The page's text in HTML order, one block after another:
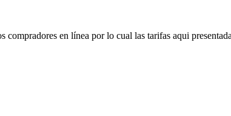
en línea por lo cual las tarifas aqui